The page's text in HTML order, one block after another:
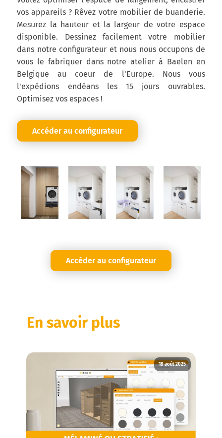
vos appareils ? Rêvez votre mobilier de buanderie.
Mesurez la hauteur et la largeur de votre espace
disponible. Dessinez facilement votre mobilier
dans notre configurateur et nous nous occupons de
vous le fabriquer dans notre atelier à Baelen en
Belgique au coeur de l'Europe. Nous vous
l'expédions endéans les 15 jours ouvrables.
Optimisez vos espaces !
Accéder au configurateur
Accéder au configurateur
En savoir plus
18 août 2025